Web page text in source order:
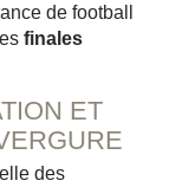
de football
finales
ET
des